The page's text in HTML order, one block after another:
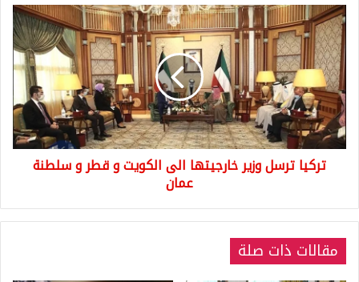
تركيا
ترسل
وزير
خارجيتها
الى
الكويت
و
قطر
و
سلطنةتركيا ترسل وزير خارجيتها الى الكويت و قطر و سلطنة
عمان
مقالات ذات صلة